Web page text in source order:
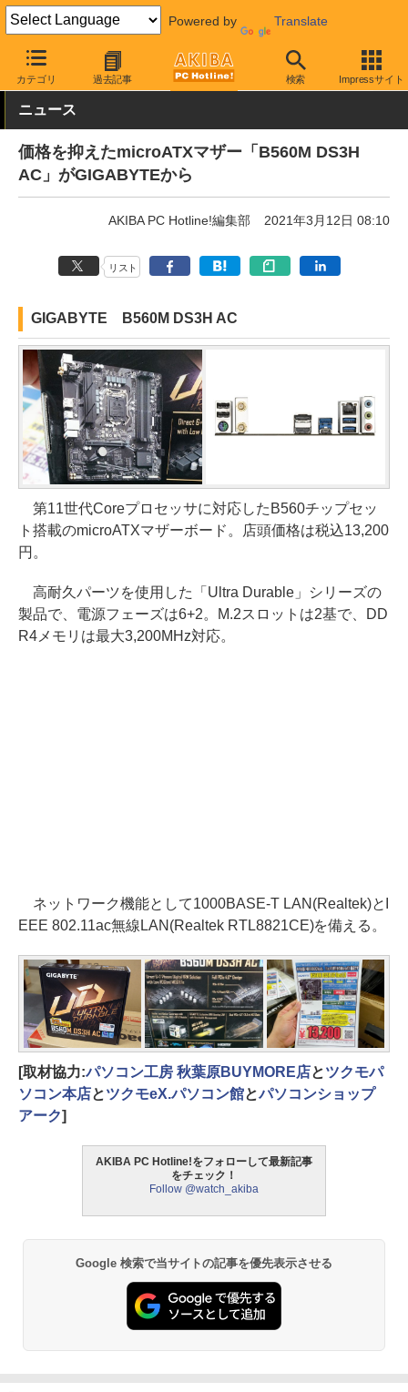
Powered by Translate
カテゴリ 過去記事 検索 Impressサイト
AKIBA PC Hotline! PCパーツ マザーボード GIGABYTE
ニュース
価格を抑えたmicroATXマザー「B560M DS3H
AC」がGIGABYTEから
AKIBA PC Hotline!編集部 2021年3月12日 08:10
リスト
GIGABYTE B560M DS3H AC
第11世代Coreプロセッサに対応したB560チップセッ
ト搭載のmicroATXマザーボード。店頭価格は税込13,200
円。
高耐久パーツを使用した「Ultra Durable」シリーズの
製品で、電源フェーズは6+2。M.2スロットは2基で、DD
R4メモリは最大3,200MHz対応。
ネットワーク機能として1000BASE-T LAN(Realtek)とI
EEE 802.11ac無線LAN(Realtek RTL8821CE)を備える。
[取材協力:パソコン工房 秋葉原BUYMORE店とツクモパ
ソコン本店とツクモeX.パソコン館とパソコンショップ
アーク]
AKIBA PC Hotline!をフォローして最新記事
をチェック！
Follow @watch_akiba
Google 検索で当サイトの記事を優先表示させる